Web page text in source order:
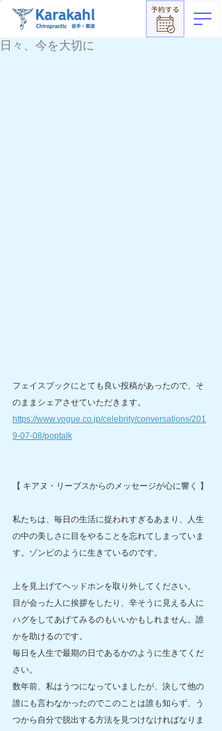
日々、今を大切に
フェイスブックにとても良い投稿があったので、そ
のままシェアさせていただきます。
https://www.vogue.co.jp/celebrity/conversations/201
9-07-08/poptalk
【 キアヌ・リーブスからのメッセージが心に響く 】
私たちは、毎日の生活に捉われすぎるあまり、人生
の中の美しさに目をやることを忘れてしまっていま
す。ゾンビのように生きているのです。
上を見上げてヘッドホンを取り外してください。
目が会った人に挨拶をしたり、辛そうに見える人に
ハグをしてあげてみるのもいいかもしれません。誰
かを助けるのです。
毎日を人生で最期の日であるかのように生きてくだ
さい。
数年前、私はうつになっていましたが、決して他の
誰にも言わなかったのでこのことは誰も知らず、う
つから自分で脱出する方法を見つけなければなりま